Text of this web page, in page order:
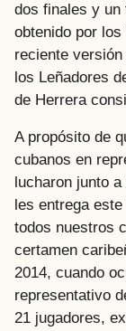
dos finales y un
obtenido por
reciente
los Leñadores
de Herrera
A propósito de
cubanos en
lucharon junto
les entrega
todos nuestros
certamen
2014, cuando
representativo
21 jugadores,